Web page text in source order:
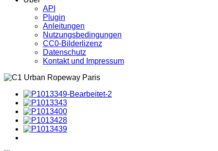
API
Plugin
Anleitungen
Nutzungsbedingungen
CC0-Bilderlizenz
Datenschutz
Kontakt und Impressum